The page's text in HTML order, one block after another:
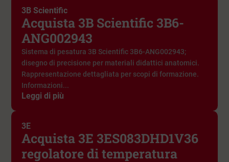
3B Scientific
Acquista 3B Scientific 3B6-
ANG002943
Sistema di pesatura 3B Scientific 3B6-ANG002943;
disegno di precisione per materiali didattici anatomici.
Rappresentazione dettagliata per scopi di formazione.
Informazioni...
Leggi di più
3E
Acquista 3E 3ES083DHD1V36
regolatore di temperatura